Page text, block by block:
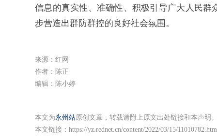
信息的真实性、准确性、积极引导广大人民
步营造出群防群控的良好社会氛围。
来源：红网
作者：陈正
编辑：陈小婷
本文为永州站原创文章，转载请附上原文出处链接和本声明
本文链接： https://yz.rednet.cn/content/2022/03/15/